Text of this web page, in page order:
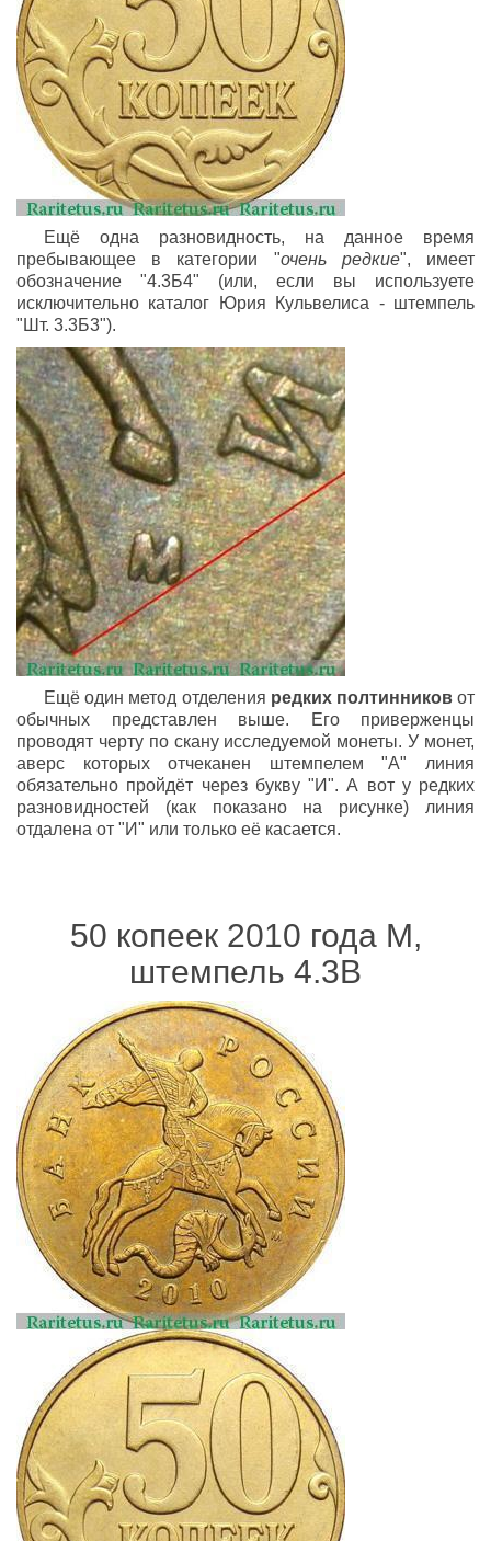
Ещё одна разновидность, на данное время
пребывающее в категории "очень редкие", имеет
обозначение "4.3Б4" (или, если вы используете
исключительно каталог Юрия Кульвелиса - штемпель
"Шт. 3.3Б3").
Ещё один метод отделения редких полтинниковот
обычных представлен выше. Его приверженцы
проводят черту по скану исследуемой монеты. У монет,
аверс которых отчеканен штемпелем "А" линия
обязательно пройдёт через букву "И". А вот у редких
разновидностей (как показано на рисунке) линия
отдалена от "И" или только её касается.
50 копеек 2010 года М,
штемпель 4.3В